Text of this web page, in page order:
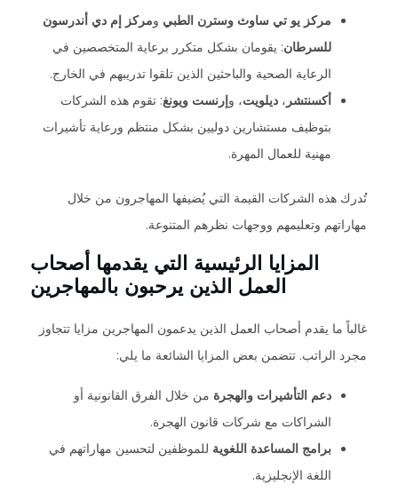
مركز يو تي ساوث وسترن الطبي ومركز إم دي أندرسون
للسرطان: يقومان بشكل متكرر برعاية المتخصصين في
الرعاية الصحية والباحثين الذين تلقوا تدريبهم في الخارج.
أكسنتشر ، ديلويت، وإرنست ويونغ: تقوم هذه الشركات
بتوظيف مستشارين دوليين بشكل منتظم ورعاية تأشيرات
مهنية للعمال المهرة.
تُدرك هذه الشركات القيمة التي يُضيفها المهاجرون من خلال
مهاراتهم وتعليمهم ووجهات نظرهم المتنوعة.
المزايا الرئيسية التي يقدمها أصحاب
العمل الذين يرحبون بالمهاجرين
غالباً ما يقدم أصحاب العمل الذين يدعمون المهاجرين مزايا تتجاوز
مجرد الراتب. تتضمن بعض المزايا الشائعة ما يلي:
دعم التأشيرات والهجرة من خلال الفرق القانونية أو
الشراكات مع شركات قانون الهجرة.
برامج المساعدة اللغوية للموظفين لتحسين مهاراتهم في
اللغة الإنجليزية.